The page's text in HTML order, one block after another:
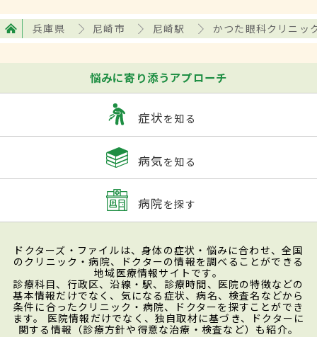
兵庫県 尼崎市 尼崎駅 かつた眼科クリニッ
悩みに寄り添うアプローチ
症状を知る
病気を知る
病院を探す
ドクターズ・ファイルは、身体の症状・悩みに合わせ、全国
のクリニック・病院、ドクターの情報を調べることができる
地域医療情報サイトです。
診療科目、行政区、沿線・駅、診療時間、医院の特徴などの
基本情報だけでなく、気になる症状、病名、検査名などから
条件に合ったクリニック・病院、ドクターを探すことができ
ます。 医院情報だけでなく、独自取材に基づき、ドクターに
関する情報（診療方針や得意な治療・検査など）も紹介。